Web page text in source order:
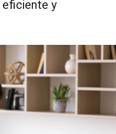
eficiente y